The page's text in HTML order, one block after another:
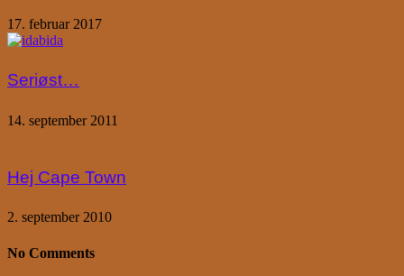
17. februar 2017
Seriøst…
14. september 2011
Hej Cape Town
2. september 2010
No Comments